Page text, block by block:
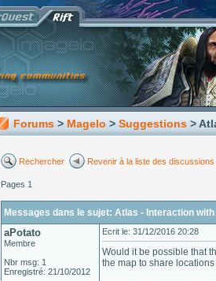
Forums > Magelo > Suggestions >
Rechercher Revenir à la liste des discussions
Pages 1
Messages dans le sujet: Atlas - Interaction
aPotato
Membre
Nbr msg: 1
Enregistré: 21/10/2012
Ecrit le: 31/12/2016 20:28
Would it be possible that
the map to share